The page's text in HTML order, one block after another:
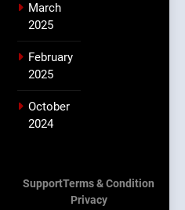
March
2025
February
2025
October
2024
SupportTerms & Condition
Privacy